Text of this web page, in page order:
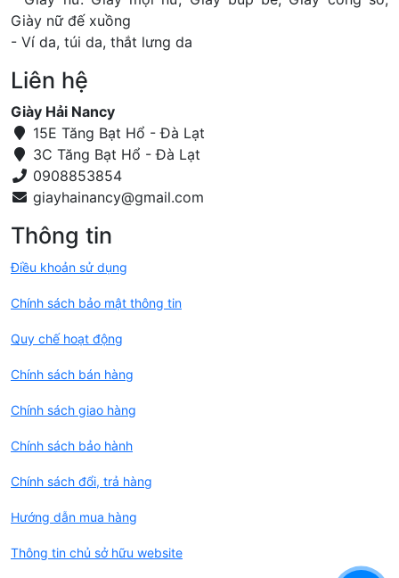
Giày nữ đế xuồng
- Ví da, túi da, thắt lưng da
Liên hệ
Giày Hải Nancy
15E Tăng Bạt Hổ - Đà Lạt
3C Tăng Bạt Hổ - Đà Lạt
0908853854
Thông tin
Điều khoản sử dụng
Chính sách bảo mật thông tin
Quy chế hoạt động
Chính sách bán hàng
Chính sách giao hàng
Chính sách bảo hành
Chính sách đổi, trả hàng
Hướng dẫn mua hàng
Thông tin chủ sở hữu website